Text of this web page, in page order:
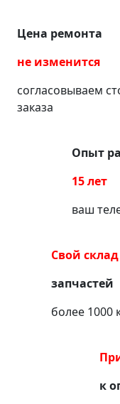
Цена ремонта
не изменится
согласовываем
заказа
Опыт
15 лет
ваш
Свой склад
запчастей
более 1000
к